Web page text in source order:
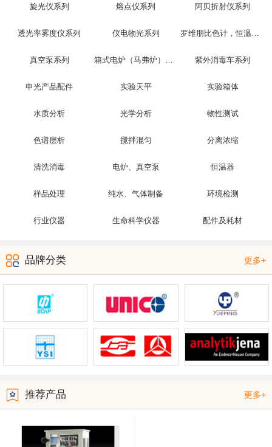
旋光仪系列 熔点仪系列 阿贝折射仪系列
透光率雾度仪系列 仪电物光系列 罗维朋比色计，恒温槽，光泽度仪
真空泵系列 箱式电炉（马弗炉）系列 紫外消毒车系列
申光产品配件 实验天平 实验箱体
水质分析 光学分析 物性测试
色谱层析 搅拌混匀 分离浓缩
清洗消毒 电炉、真空泵 恒温器
样品处理 纯水、气体制备 环境检测
行业仪器 生命科学仪器 配件及耗材
品牌分类 更多+
推荐产品 更多+